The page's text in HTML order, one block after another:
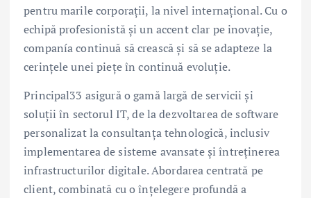
pentru marile corporații, la nivel internațional. Cu o
echipă profesionistă și un accent clar pe inovație,
companía continuă să crească și să se adapteze la
cerințele unei piețe în continuă evoluție.
Principal33 asigură o gamă largă de servicii și
soluții în sectorul IT, de la dezvoltarea de software
personalizat la consultanța tehnologică, inclusiv
implementarea de sisteme avansate și întreținerea
infrastructurilor digitale. Abordarea centrată pe
client, combinată cu o înțelegere profundă a